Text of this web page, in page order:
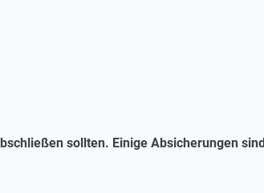
sollten. Einige Absicherungen sind